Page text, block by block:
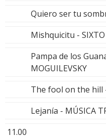
Quiero ser tu
Mishquicitu - SIXTO
Pampa de los
MOGUILEVSKY
The fool on the hill
Lejanía - MÚSICA
11.00